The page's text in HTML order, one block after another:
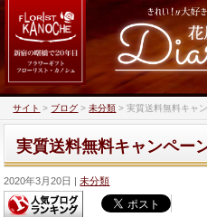
サイト > ブログ >未分類 >実質送料無料キャ
実質送料無料キャンペー
2020年3月20日 未分類